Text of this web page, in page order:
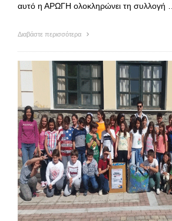
αυτό η ΑΡΩΓΗ ολοκληρώνει τη συλλογή …
Διαβάστε περισσότερα